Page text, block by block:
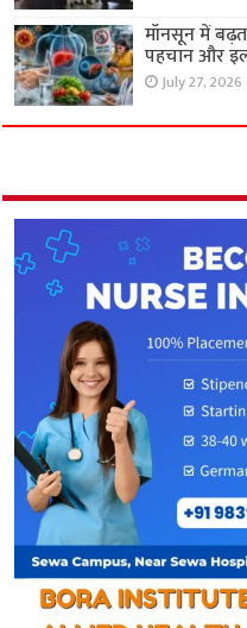
मॉनसून में
पहचान और
July 27, 2026